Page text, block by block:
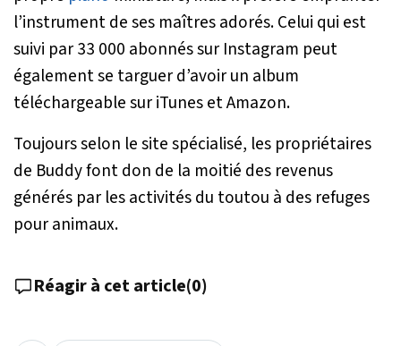
l’instrument de ses maîtres adorés. Celui qui est
suivi par 33 000 abonnés sur Instagram peut
également se targuer d’avoir un album
téléchargeable sur iTunes et Amazon.
Toujours selon le site spécialisé, les propriétaires
de Buddy font don de la moitié des revenus
générés par les activités du toutou à des refuges
pour animaux.
Réagir à cet article(0)